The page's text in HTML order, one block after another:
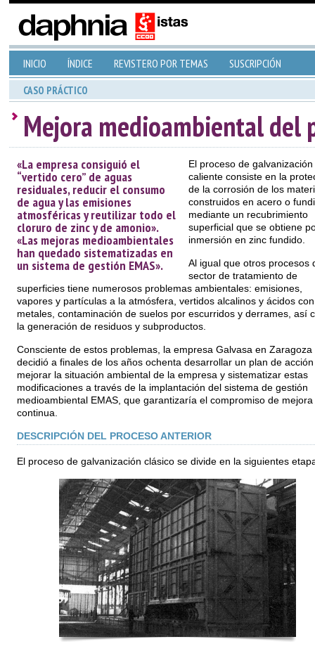
INICIO ÍNDICE REVISTERO POR TEMAS SUSCRIPCIÓN
CASO PRÁCTICO
Mejora medioambiental del
«La empresa consiguió el
“vertido cero” de aguas
residuales, reducir el consumo
de agua y las emisiones
atmosféricas y reutilizar todo el
cloruro de zinc y de amonio».
«Las mejoras medioambientales
han quedado sistematizadas en
un sistema de gestión EMAS».
El proceso de galvanización
caliente consiste en la
de la corrosión de los
construidos en acero o
mediante un recubrimiento
superficial que se obtiene
inmersión en zinc fundido.
Al igual que otros procesos
sector de tratamiento de
superficies tiene numerosos problemas ambientales: emisiones,
vapores y partículas a la atmósfera, vertidos alcalinos y ácidos con
metales, contaminación de suelos por escurridos y derrames, así
la generación de residuos y subproductos.
Consciente de estos problemas, la empresa Galvasa en Zaragoza
decidió a finales de los años ochenta desarrollar un plan de
mejorar la situación ambiental de la empresa y sistematizar estas
modificaciones a través de la implantación del sistema de gestión
medioambiental EMAS, que garantizaría el compromiso de mejora
continua.
DESCRIPCIÓN DEL PROCESO ANTERIOR
El proceso de galvanización clásico se divide en la siguientes